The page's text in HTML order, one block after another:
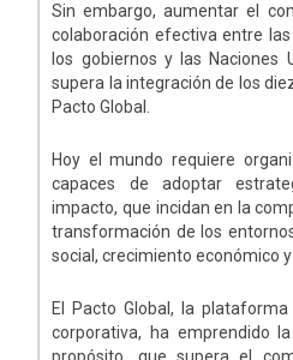
Sin embargo, aumentar el
colaboración efectiva entre
los gobiernos y las Naciones
supera la integración de los
Pacto Global.
Hoy el mundo requiere
capaces de adoptar
impacto, que incidan en la
transformación de los
social, crecimiento económico
El Pacto Global, la
corporativa, ha emprendido